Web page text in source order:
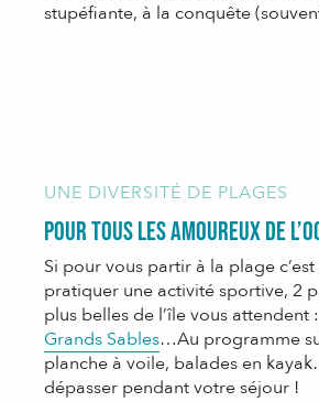
stupéfiante, à la conquête
UNE DIVERSITÉ DE PLAGES
Pour tous les amoureux de
Si pour vous partir à la plage
pratiquer une activité sportive, 2
plus belles de l’île vous attendent :
Grands Sables…Au programme
planche à voile, balades en
dépasser pendant votre séjour !